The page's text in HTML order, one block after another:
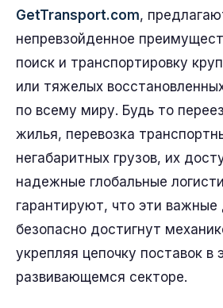
GetTransport.com,
непревзойденное
поиск и транспортировку
или тяжелых
по всему миру. Будь то
жилья, перевозка
негабаритных грузов, их
надежные глобальные
гарантируют, что эти
безопасно достигнут
укрепляя цепочку поставок в
развивающемся секторе.